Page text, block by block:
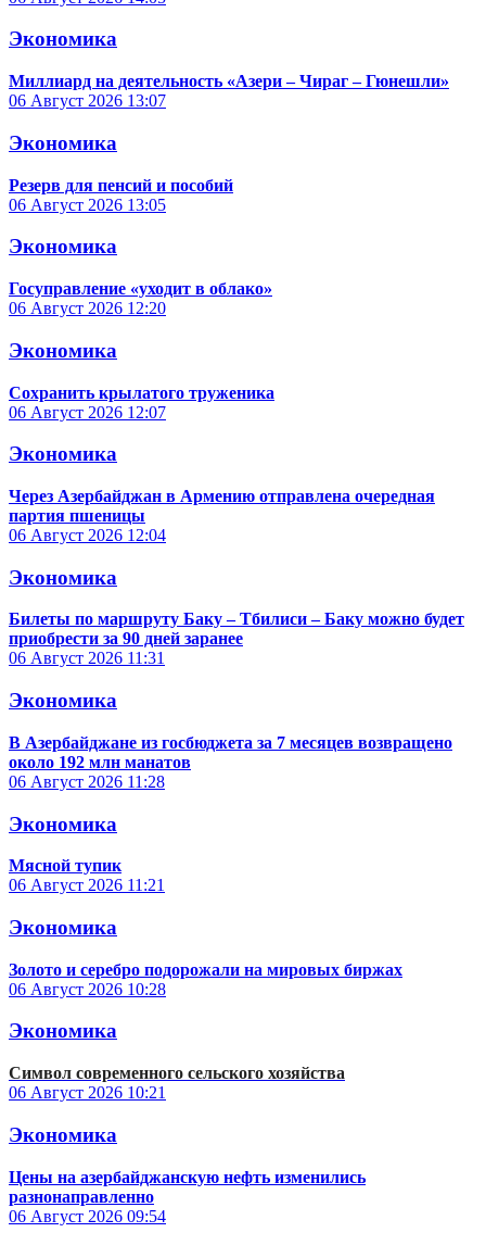
Экономика
Миллиард на деятельность «Азери – Чираг – Гюнешли»
06 Август 2026 13:07
Экономика
Резерв для пенсий и пособий
06 Август 2026 13:05
Экономика
Госуправление «уходит в облако»
06 Август 2026 12:20
Экономика
Сохранить крылатого труженика
06 Август 2026 12:07
Экономика
Через Азербайджан в Армению отправлена очередная
партия пшеницы
06 Август 2026 12:04
Экономика
Билеты по маршруту Баку – Тбилиси – Баку можно будет
приобрести за 90 дней заранее
06 Август 2026 11:31
Экономика
В Азербайджане из госбюджета за 7 месяцев возвращено
около 192 млн манатов
06 Август 2026 11:28
Экономика
Мясной тупик
06 Август 2026 11:21
Экономика
Золото и серебро подорожали на мировых биржах
06 Август 2026 10:28
Экономика
Символ современного сельского хозяйства
06 Август 2026 10:21
Экономика
Цены на азербайджанскую нефть изменились
разнонаправленно
06 Август 2026 09:54